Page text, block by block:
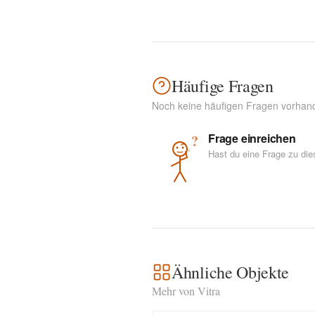
Häufige Fragen
Noch keine häufigen Fragen
? Frage einreichen
Hast du eine Frage zu
Ähnliche Objekte
Mehr von Vitra